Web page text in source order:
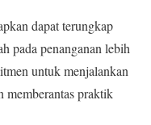
dapat terungkap
pada penanganan lebih
untuk menjalankan
memberantas praktik